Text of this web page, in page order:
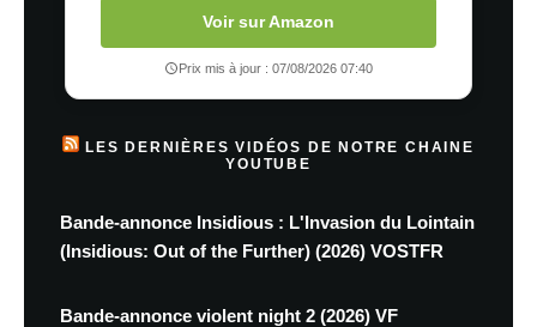
Voir sur Amazon
Prix mis à jour : 07/08/2026 07:40
LES DERNIÈRES VIDÉOS DE NOTRE CHAINE
YOUTUBE
Bande-annonce Insidious : L'Invasion du Lointain
(Insidious: Out of the Further) (2026) VOSTFR
Bande-annonce violent night 2 (2026) VF